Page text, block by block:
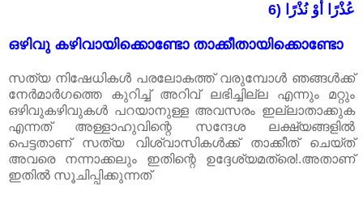
6) عُذْرًا أَوْ نُذْرًا
ഒഴിവു കഴിവായിക്കൊണ്ടോ താക്കീതായിക്കൊണ്ടോ
സത്യ നിഷേധികൾ പരലോകത്ത് വരുമ്പോൾ ഞങ്ങൾക്ക്
നേർമാർഗത്തെ കുറിച്ച് അറിവ് ലഭിച്ചില്ല എന്നും മറ്റും
ഒഴിവുകഴിവുകൾ പറയാനുള്ള അവസരം ഇല്ലാതാക്കുക
എന്നത് അള്ളാഹുവിന്റെ സന്ദേശ ലക്ഷ്യങ്ങളിൽ
പെട്ടതാണ് സത്യ വിശ്വാസികൾക്ക് താക്കീത് ചെയ്ത്
അവരെ നന്നാക്കലും ഇതിന്റെ ഉദ്ദേശ്യമത്രെ!.അതാണ്
ഇതിൽ സൂചിപ്പിക്കുന്നത്